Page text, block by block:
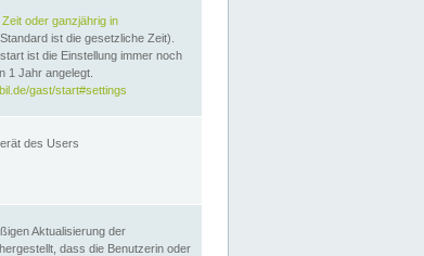
oder ganzjährig in
ist die gesetzliche Zeit).
ist die Einstellung immer noch
1 Jahr angelegt.
gast/start#settings
des Users
Aktualisierung der
dass die Benutzerin oder